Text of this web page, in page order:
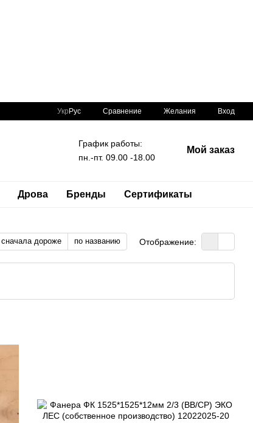
Укр Рус Сравнение Желания Вход
График работы:
пн.-пт. 09.00 -18.00
Мой заказ
Дрова Бренды Сертификаты
сначала дороже по названию Отображение: